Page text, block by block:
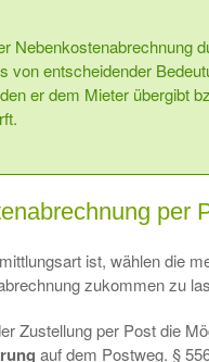
Nebenkostenabrechnung
von entscheidender
er dem Mieter übergibt
per
ist, wählen die
zukommen zu
Zustellung per Post die
auf dem Postweg. §